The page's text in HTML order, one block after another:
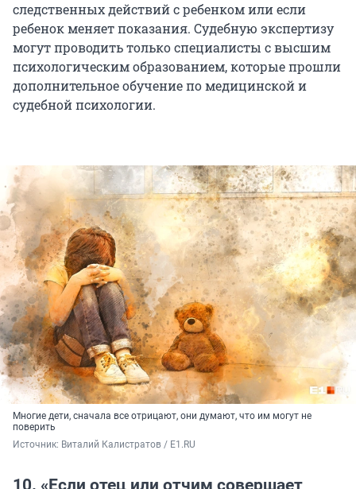
следственных действий с ребенком или если
ребенок меняет показания. Судебную экспертизу
могут проводить только специалисты с высшим
психологическим образованием, которые прошли
дополнительное обучение по медицинской и
судебной психологии.
Многие дети, сначала все отрицают, они думают, что им могут не
поверить
Источник: Виталий Калистратов / E1.RU
10. «Если отец или отчим совершает